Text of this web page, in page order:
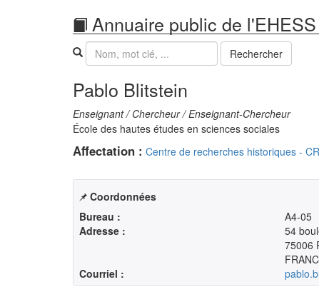
Annuaire public de l'EHESS
Recherche Rechercher
Pablo Blitstein
Enseignant / Chercheur / Enseignant-Chercheur
École des hautes études en sciences sociales
Affectation : Centre de recherches historiques -
Coordonnées
Bureau :
A4-05
Adresse :
54
75006
Courriel :